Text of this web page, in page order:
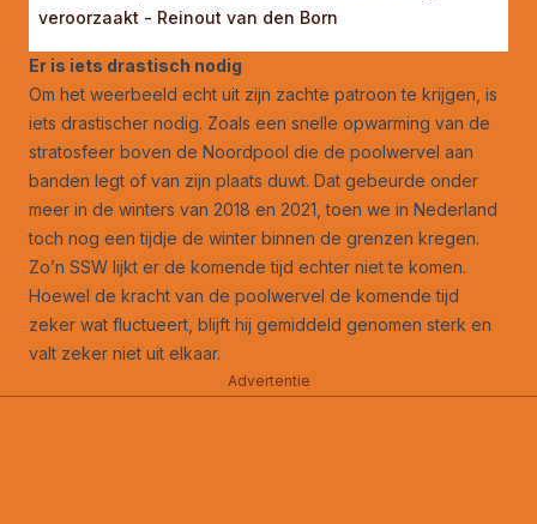
veroorzaakt - Reinout van den Born
Er is iets drastisch nodig
Om het weerbeeld echt uit zijn zachte patroon te krijgen, is
iets drastischer nodig. Zoals een snelle opwarming van de
stratosfeer boven de Noordpool die de poolwervel aan
banden legt of van zijn plaats duwt. Dat gebeurde onder
meer in de winters van 2018 en 2021, toen we in Nederland
toch nog een tijdje de winter binnen de grenzen kregen.
Zo’n SSW lijkt er de komende tijd echter niet te komen.
Hoewel de kracht van de poolwervel de komende tijd
zeker wat fluctueert, blijft hij gemiddeld genomen sterk en
valt zeker niet uit elkaar.
Advertentie